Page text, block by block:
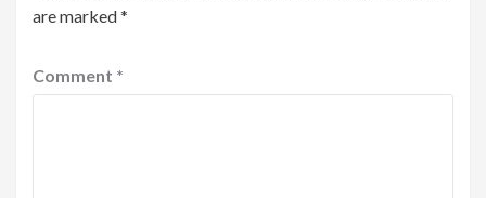
are marked*
Comment *